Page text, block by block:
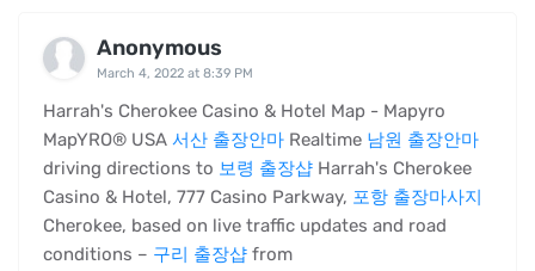
Anonymous
March 4, 2022 at 8:39 PM
Harrah's Cherokee Casino & Hotel Map - Mapyro
MapYRO® USA 서산 출장안마 Realtime 남원 출장안마
driving directions to 보령 출장샵 Harrah's Cherokee
Casino & Hotel, 777 Casino Parkway, 포항 출장마사지
Cherokee, based on live traffic updates and road
conditions – 구리 출장샵 from